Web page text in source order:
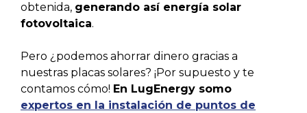
obtenida, generando así energía solar
fotovoltaica.
Pero ¿podemos ahorrar dinero gracias a
nuestras placas solares? ¡Por supuesto y te
contamos cómo! En LugEnergy somo
expertos en la instalación de puntos de